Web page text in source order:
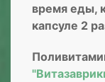
время еды,
капсуле 2